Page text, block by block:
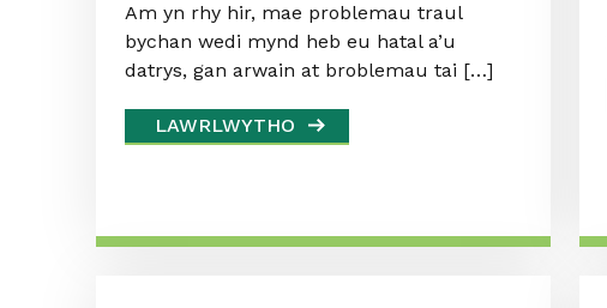
Am yn rhy hir, mae problemau traul
bychan wedi mynd heb eu hatal a’u
datrys, gan arwain at broblemau tai […]
LAWRLWYTHO